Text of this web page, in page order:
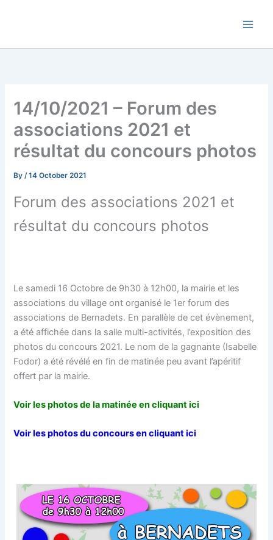
14/10/2021 – Forum des
associations 2021 et
résultat du concours photos
By/14 October 2021
Forum des associations 2021 et
résultat du concours photos
Le samedi 16 Octobre de 9h30 à 12h00, la mairie et les
associations du village ont organisé le 1er forum des
associations de Bernadets. En parallèle de cet évènement,
a été affichée dans la salle multi-activités, l’exposition des
photos du concours 2021. Le nom de la gagnante (Isabelle
Fodor) a été révélé en fin de matinée peu avant l’apéritif
offert par la mairie.
Voir les photos de la matinée en cliquant ici
Voir les photos du concours en cliquant ici